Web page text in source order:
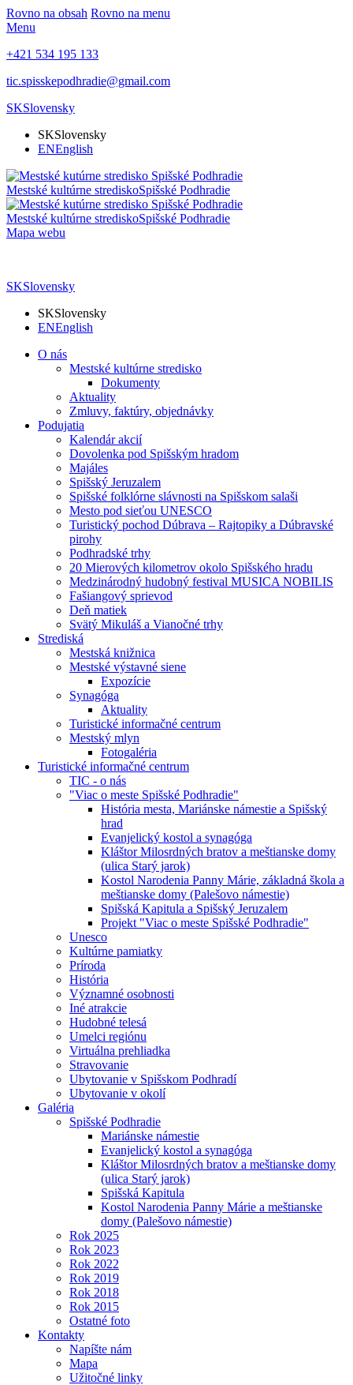
Rovno na obsah Rovno na menu
Menu
+421 534 195 133
tic.spisskepodhradie@gmail.com
SKSlovensky
SKSlovensky
ENEnglish
Mestské kultúrne strediskoSpišské Podhradie
Mestské kultúrne strediskoSpišské Podhradie
Mapa webu
SKSlovensky
SKSlovensky
ENEnglish
O nás
Mestské kultúrne stredisko
Dokumenty
Aktuality
Zmluvy, faktúry, objednávky
Podujatia
Kalendár akcií
Dovolenka pod Spišským hradom
Majáles
Spišský Jeruzalem
Spišské folklórne slávnosti na Spišskom salaši
Mesto pod sieťou UNESCO
Turistický pochod Dúbrava – Rajtopiky a Dúbravské
pirohy
Podhradské trhy
20 Mierových kilometrov okolo Spišského hradu
Medzinárodný hudobný festival MUSICA NOBILIS
Fašiangový sprievod
Deň matiek
Svätý Mikuláš a Vianočné trhy
Strediská
Mestská knižnica
Mestské výstavné siene
Expozície
Synagóga
Aktuality
Turistické informačné centrum
Mestský mlyn
Fotogaléria
Turistické informačné centrum
TIC - o nás
"Viac o meste Spišské Podhradie"
História mesta, Mariánske námestie a Spišský
hrad
Evanjelický kostol a synagóga
Kláštor Milosrdných bratov a meštianske domy
(ulica Starý jarok)
Kostol Narodenia Panny Márie, základná škola a
meštianske domy (Palešovo námestie)
Spišská Kapitula a Spišský Jeruzalem
Projekt "Viac o meste Spišské Podhradie"
Unesco
Kultúrne pamiatky
Príroda
História
Významné osobnosti
Iné atrakcie
Hudobné telesá
Umelci regiónu
Virtuálna prehliadka
Stravovanie
Ubytovanie v Spišskom Podhradí
Ubytovanie v okolí
Galéria
Spišské Podhradie
Mariánske námestie
Evanjelický kostol a synagóga
Kláštor Milosrdných bratov a meštianske domy
(ulica Starý jarok)
Spišská Kapitula
Kostol Narodenia Panny Márie a meštianske
domy (Palešovo námestie)
Rok 2025
Rok 2023
Rok 2022
Rok 2019
Rok 2018
Rok 2015
Ostatné foto
Kontakty
Napíšte nám
Mapa
Užitočné linky